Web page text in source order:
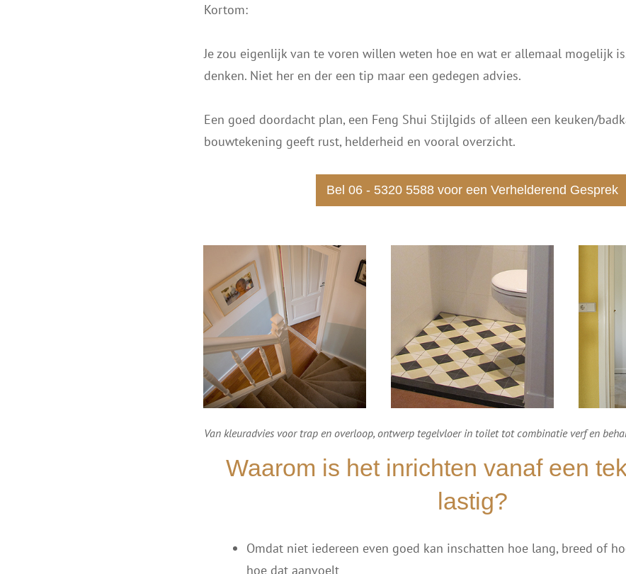
Kortom:
Je zou eigenlijk van te voren willen weten hoe en wat er allemaal mogelijk
denken. Niet her en der een tip maar een gedegen advies.
Een goed doordacht plan, een Feng Shui Stijlgids of alleen een keuken/
bouwtekening geeft rust, helderheid en vooral overzicht.
Bel 06 - 5320 5588 voor een Verhelderend Gesprek
Van kleuradvies voor trap en overloop, ontwerp tegelvloer in toilet tot combinatie verf en
Waarom is het inrichten vanaf een
lastig?
Omdat niet iedereen even goed kan inschatten hoe lang, breed of
hoe dat aanvoelt